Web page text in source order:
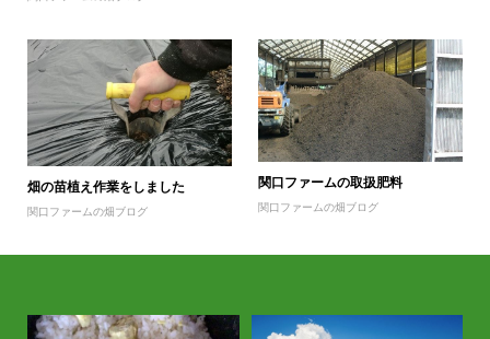
畑の苗植え作業をしました
関口ファームの畑ブログ
関口ファームの取扱肥料
関口ファームの畑ブログ